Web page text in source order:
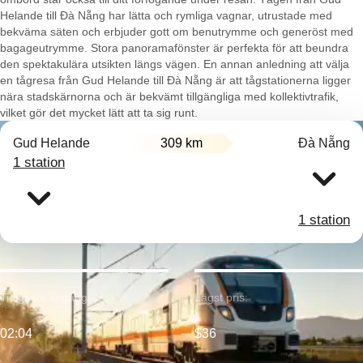
Helande till Đà Nẵng har lätta och rymliga vagnar, utrustade med
bekväma säten och erbjuder gott om benutrymme och generöst med
bagageutrymme. Stora panoramafönster är perfekta för att beundra
den spektakulära utsikten längs vägen. En annan anledning att välja
en tågresa från Gud Helande till Đà Nẵng är att tågstationerna ligger
nära stadskärnorna och är bekvämt tillgängliga med kollektivtrafik,
vilket gör det mycket lätt att ta sig runt.
Gud Helande 309 km Đà Nẵng
1 station
1 station
Tidigaste avgång:
02:04
Lägst pris:
$36